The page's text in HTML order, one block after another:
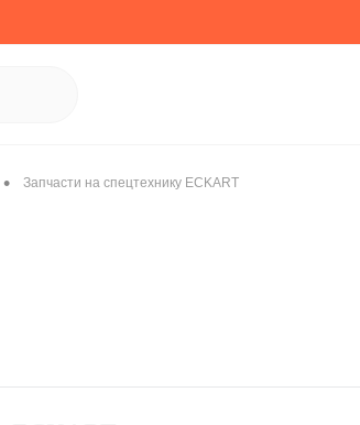
• Запчасти на спецтехнику ECKART